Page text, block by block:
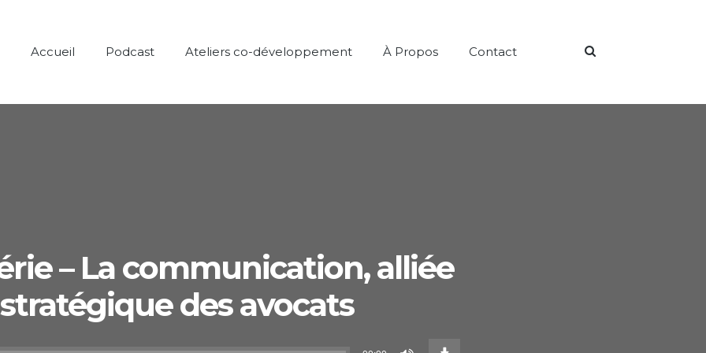
Accueil Podcast Ateliers co-développement À Propos Contact
– La communication, alliée
stratégique des avocats
Lecteur